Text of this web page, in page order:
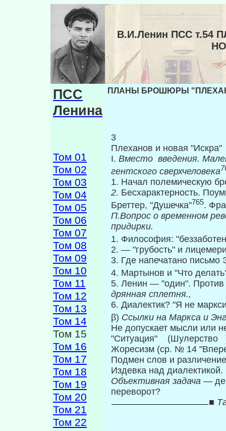
В.И.Ленин ПСС
ПСС
Ленина
Том 01
Том 02
Том 03
Том 04
Том 05
Том 06
Том 07
Том 08
Том 09
Том 10
Том 11
Том 12
Том 13
Том 14
Том 15
Том 16
Том 17
Том 18
Том 19
Том 20
Том 21
Том 22
ПЛАНЫ БРОШЮРЫ
3
Плеханов и новая "Искра"
I. Вместо введения.
гентского сверхчеловека
1. Начал полемическую
2. Бесхарактерность.
Бреттер, "Душечка"765.
П.Вопрос о временном
придирки.
1. Философия:
2. — "грубость" и
3. Где напечатано письмо
4. Мартынов и "Что
5. Ленин — "один". Против
дрянная сплетня.,
6. Диалектик? "Я не
β) Ссылки на Маркса и
Не допускает мысли или
"Ситуация" (Шулерство
Жоресизм (ср. № 14
Подмен слов и
Издевка над диалектикой.
Объективная задача —
переворот?
■